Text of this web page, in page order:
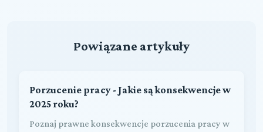
Powiązane artykuły
Porzucenie pracy - Jakie są konsekwencje w
2025 roku?
Poznaj prawne konsekwencje porzucenia pracy w